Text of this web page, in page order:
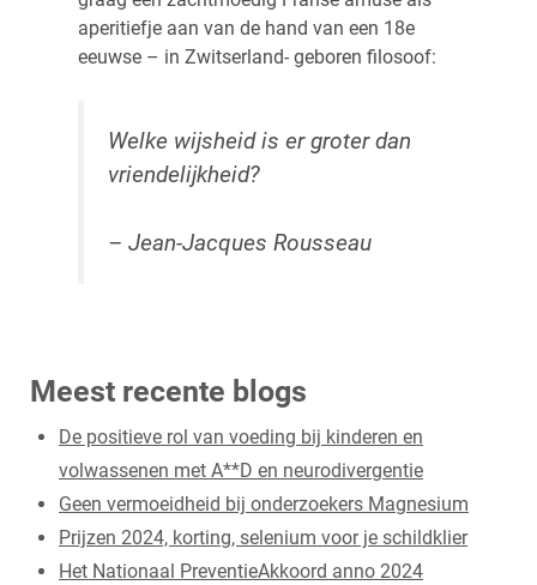
aperitiefje aan van de hand van een 18e
eeuwse – in Zwitserland- geboren filosoof:
Welke wijsheid is er groter dan
vriendelijkheid?
– Jean-Jacques Rousseau
Meest recente blogs
De positieve rol van voeding bij kinderen en
volwassenen met A**D en neurodivergentie
Geen vermoeidheid bij onderzoekers Magnesium
Prijzen 2024, korting, selenium voor je schildklier
Het Nationaal PreventieAkkoord anno 2024